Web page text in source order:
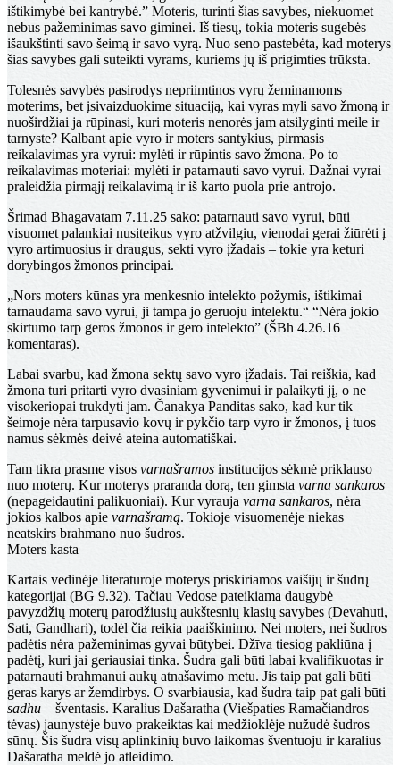
ištikimybė bei kantrybė.” Moteris, turinti šias savybes, niekuomet
nebus pažeminimas savo giminei. Iš tiesų, tokia moteris sugebės
išaukštinti savo šeimą ir savo vyrą. Nuo seno pastebėta, kad moterys
šias savybes gali suteikti vyrams, kuriems jų iš prigimties trūksta.
Tolesnės savybės pasirodys nepriimtinos vyrų žeminamoms
moterims, bet įsivaizduokime situaciją, kai vyras myli savo žmoną ir
nuoširdžiai ja rūpinasi, kuri moteris nenorės jam atsilyginti meile ir
tarnyste? Kalbant apie vyro ir moters santykius, pirmasis
reikalavimas yra vyrui: mylėti ir rūpintis savo žmona. Po to
reikalavimas moteriai: mylėti ir patarnauti savo vyrui. Dažnai vyrai
praleidžia pirmąjį reikalavimą ir iš karto puola prie antrojo.
Šrimad Bhagavatam 7.11.25 sako: patarnauti savo vyrui, būti
visuomet palankiai nusiteikus vyro atžvilgiu, vienodai gerai žiūrėti į
vyro artimuosius ir draugus, sekti vyro įžadais – tokie yra keturi
dorybingos žmonos principai.
„Nors moters kūnas yra menkesnio intelekto požymis, ištikimai
tarnaudama savo vyrui, ji tampa jo geruoju intelektu.“ “Nėra jokio
skirtumo tarp geros žmonos ir gero intelekto” (ŠBh 4.26.16
komentaras).
Labai svarbu, kad žmona sektų savo vyro įžadais. Tai reiškia, kad
žmona turi pritarti vyro dvasiniam gyvenimui ir palaikyti jį, o ne
visokeriopai trukdyti jam. Čanakya Panditas sako, kad kur tik
šeimoje nėra tarpusavio kovų ir pykčio tarp vyro ir žmonos, į tuos
namus sėkmės deivė ateina automatiškai.
Tam tikra prasme visos varnašramos institucijos sėkmė priklauso
nuo moterų. Kur moterys praranda dorą, ten gimsta varna sankaros
(nepageidautini palikuoniai). Kur vyrauja varna sankaros, nėra
jokios kalbos apie varnašramą. Tokioje visuomenėje niekas
neatskirs brahmano nuo šudros.
Moters kasta
Kartais vedinėje literatūroje moterys priskiriamos vaišijų ir šudrų
kategorijai (BG 9.32). Tačiau Vedose pateikiama daugybė
pavyzdžių moterų parodžiusių aukštesnių klasių savybes (Devahuti,
Sati, Gandhari), todėl čia reikia paaiškinimo. Nei moters, nei šudros
padėtis nėra pažeminimas gyvai būtybei. Džīva tiesiog pakliūna į
padėtį, kuri jai geriausiai tinka. Šudra gali būti labai kvalifikuotas ir
patarnauti brahmanui aukų atnašavimo metu. Jis taip pat gali būti
geras karys ar žemdirbys. O svarbiausia, kad šudra taip pat gali būti
sadhu– šventasis. Karalius Dašaratha (Viešpaties Ramačiandros
tėvas) jaunystėje buvo prakeiktas kai medžioklėje nužudė šudros
sūnų. Šis šudra visų aplinkinių buvo laikomas šventuoju ir karalius
Dašaratha meldė jo atleidimo.